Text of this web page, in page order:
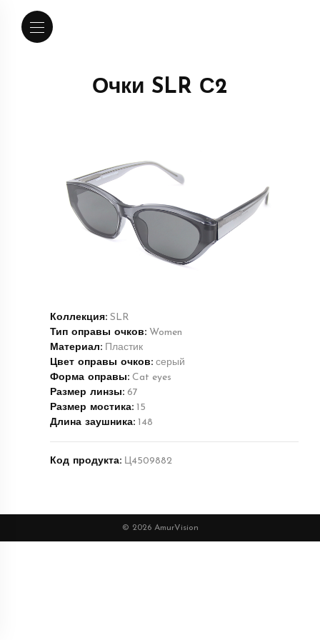
Очки SLR С2
Коллекция: SLR
Тип оправы очков: Women
Материал: Пластик
Цвет оправы очков: серый
Форма оправы: Cat eyes
Размер линзы: 67
Размер мостика: 15
Длина заушника: 148
Код продукта: Ц4509882
© 2026 AmurVision